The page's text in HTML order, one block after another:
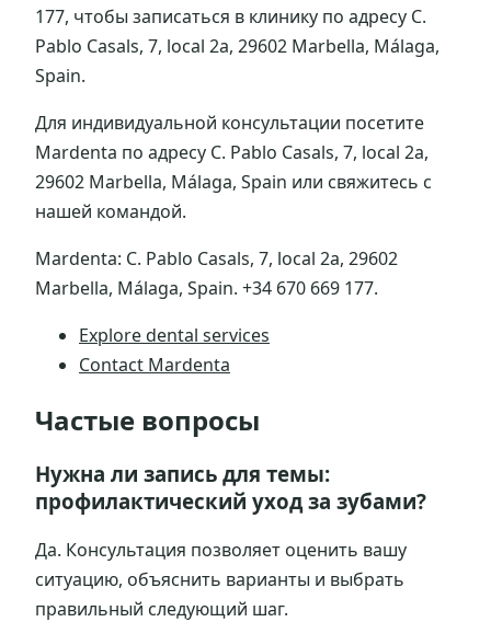
177, чтобы записаться в клинику по адресу C.
Pablo Casals, 7, local 2a, 29602 Marbella, Málaga,
Spain.
Для индивидуальной консультации посетите
Mardenta по адресу C. Pablo Casals, 7, local 2a,
29602 Marbella, Málaga, Spain или свяжитесь с
нашей командой.
Mardenta: C. Pablo Casals, 7, local 2a, 29602
Marbella, Málaga, Spain. +34 670 669 177.
Explore dental services
Contact Mardenta
Частые вопросы
Нужна ли запись для темы:
профилактический уход за зубами?
Да. Консультация позволяет оценить вашу
ситуацию, объяснить варианты и выбрать
правильный следующий шаг.